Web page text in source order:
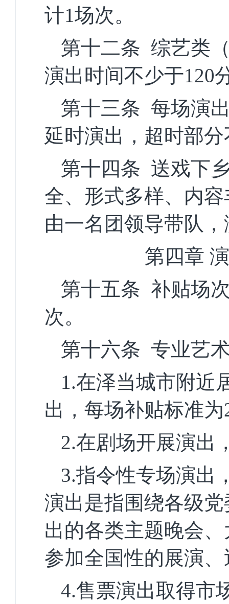
计1场次。
第十二条 综艺类
演出时间不少于120
第十三条 每场演
延时演出，超时部
第十四条 送戏下
全、形式多样、内
由一名团领导带队
第四章
第十五条 补贴场
次。
第十六条 专业艺
1.在泽当城市附近
出，每场补贴标准为
2.在剧场开展演出
3.指令性专场演出
演出是指围绕各级
出的各类主题晚会
参加全国性的展演
4.售票演出取得市